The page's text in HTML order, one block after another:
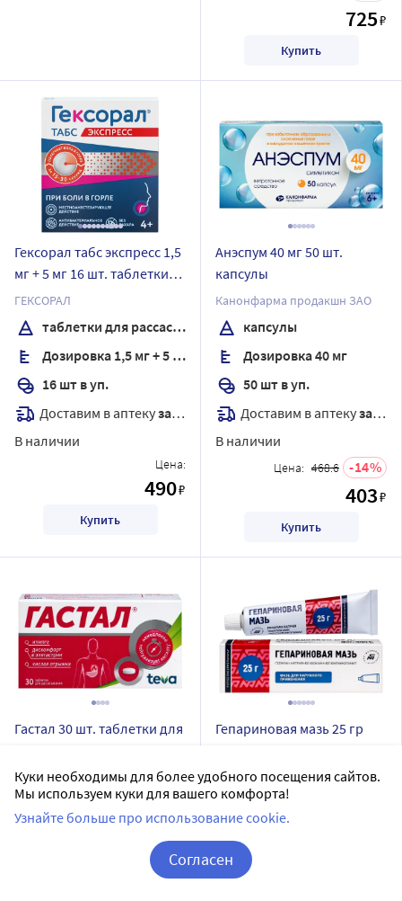
725₽
Купить
Гексорал табс экспресс 1,5
мг + 5 мг 16 шт. таблетки
для рассасывания
ГЕКСОРАЛ
таблетки для рассасывания
Дозировка 1,5 мг + 5 мг
16 шт в уп.
Доставим в аптекузавтра
В наличии
Цена:
490₽
Купить
Анэспум 40 мг 50 шт.
капсулы
Канонфарма продакшн ЗАО
капсулы
Дозировка 40 мг
50 шт в уп.
Доставим в аптекузавтра
В наличии
Цена: 468.6 14
403₽
Купить
Гастал 30 шт. таблетки для
ГАСТАЛ
таблетки для рассасывания
Доставим в аптеку
завтра
Гепариновая мазь 25 гр
мазь для наружного применения
Доставим в аптеку
В наличии
Куки необходимы для более удобного посещения сайтов.
Мы используем куки для вашего комфорта!
Узнайте больше про использование cookie.
Согласен